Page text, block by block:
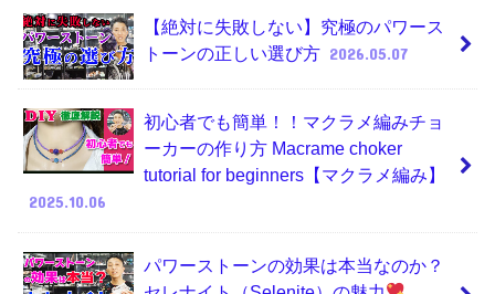
【絶対に失敗しない】究極のパワース
トーンの正しい選び方 2026.05.07
初心者でも簡単！！マクラメ編みチョ
ーカーの作り方 Macrame choker
tutorial for beginners【マクラメ編み】
2025.10.06
パワーストーンの効果は本当なのか？